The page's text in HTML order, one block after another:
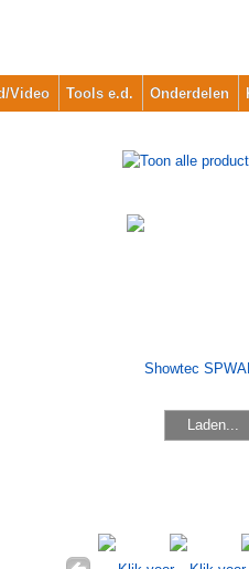
Video Tools e.d. Onderdelen
Laden...